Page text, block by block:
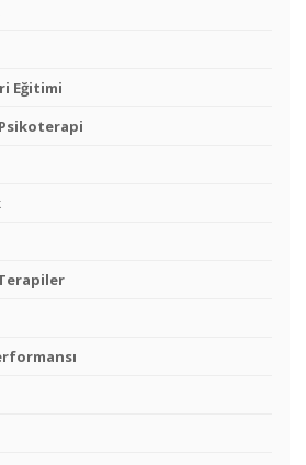
Eğitimi
Psikoterapi